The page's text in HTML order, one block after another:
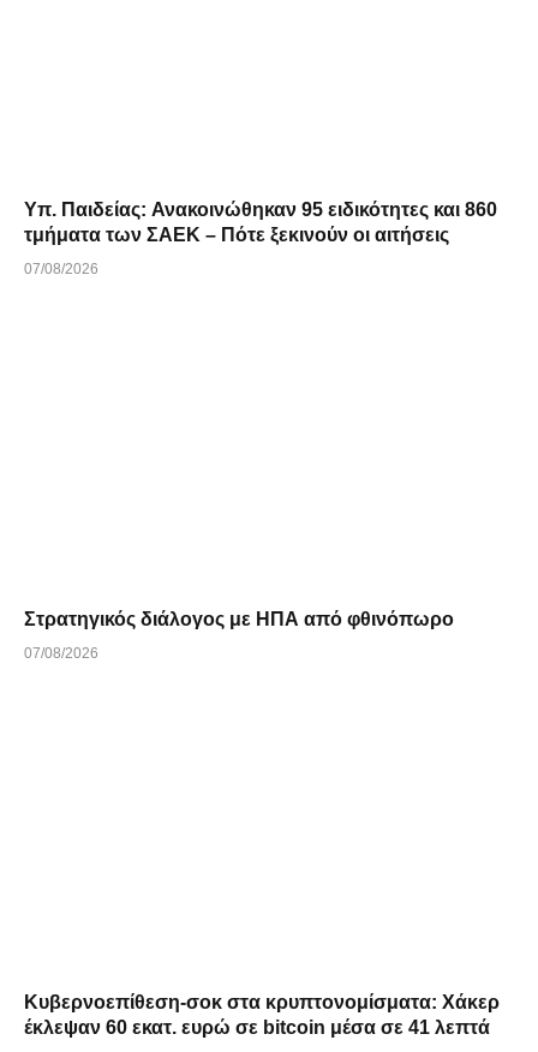
Υπ. Παιδείας: Ανακοινώθηκαν 95 ειδικότητες και 860
τμήματα των ΣΑΕΚ – Πότε ξεκινούν οι αιτήσεις
07/08/2026
Στρατηγικός διάλογος με ΗΠΑ από φθινόπωρο
07/08/2026
Κυβερνοεπίθεση-σοκ στα κρυπτονομίσματα: Χάκερ
έκλεψαν 60 εκατ. ευρώ σε bitcoin μέσα σε 41 λεπτά